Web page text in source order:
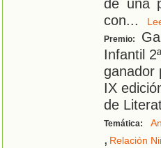
de una
con...
Premio:
Infantil
ganador
IX
de
Temática:
, Relación